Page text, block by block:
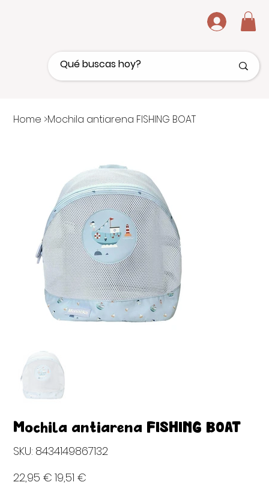
.
Home >Mochila antiarena FISHING BOAT
Mochila antiarena FISHING BOAT
SKU: 8434149867132
8434149867132
original
22,95 €
de
19,51 €